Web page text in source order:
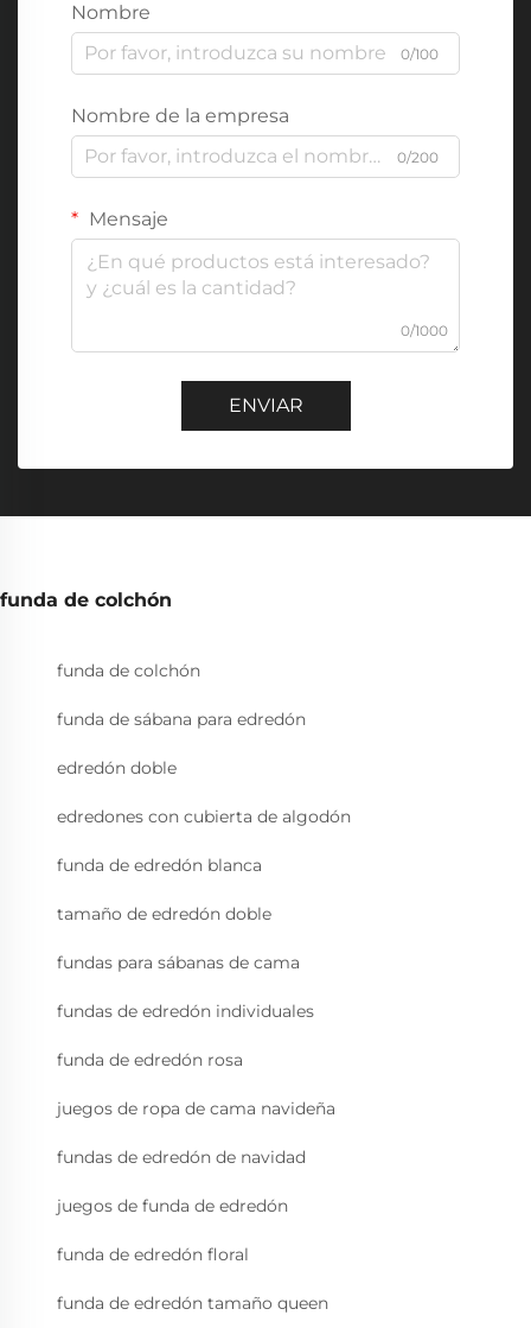
Nombre
0/100
Nombre de la empresa
0/200
Mensaje
0/1000
ENVIAR
funda de colchón
funda de colchón
funda de sábana para edredón
edredón doble
edredones con cubierta de algodón
funda de edredón blanca
tamaño de edredón doble
fundas para sábanas de cama
fundas de edredón individuales
funda de edredón rosa
juegos de ropa de cama navideña
fundas de edredón de navidad
juegos de funda de edredón
funda de edredón floral
funda de edredón tamaño queen